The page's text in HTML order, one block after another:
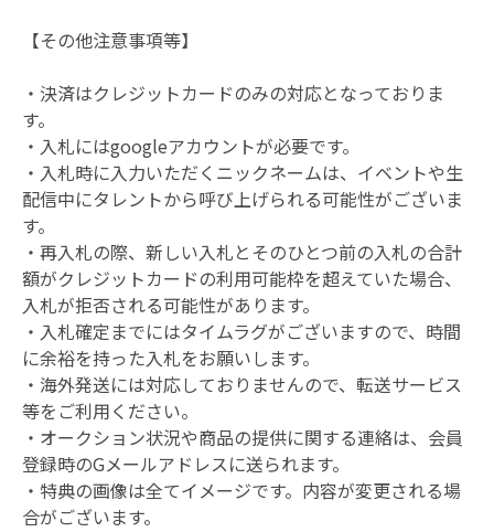
【その他注意事項等】
・決済はクレジットカードのみの対応となっておりま
す。
・入札にはgoogleアカウントが必要です。
・入札時に入力いただくニックネームは、イベントや生
配信中にタレントから呼び上げられる可能性がございま
す。
・再入札の際、新しい入札とそのひとつ前の入札の合計
額がクレジットカードの利用可能枠を超えていた場合、
入札が拒否される可能性があります。
・入札確定までにはタイムラグがございますので、時間
に余裕を持った入札をお願いします。
・海外発送には対応しておりませんので、転送サービス
等をご利用ください。
・オークション状況や商品の提供に関する連絡は、会員
登録時のGメールアドレスに送られます。
・特典の画像は全てイメージです。内容が変更される場
合がございます。